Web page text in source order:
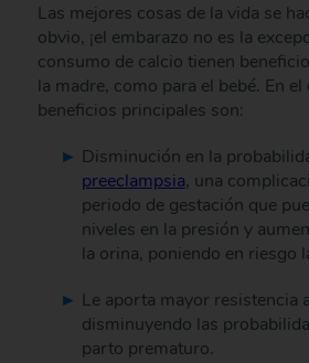
Las mejores cosas de la vida se
obvio, ¡el embarazo no es la
consumo de calcio tienen
la madre, como para el bebé. En
beneficios principales son:
Disminución en la
preeclampsia, una
periodo de gestación que
niveles en la presión y
la orina, poniendo en riesgo
Le aporta mayor resistencia
disminuyendo las
parto prematuro.